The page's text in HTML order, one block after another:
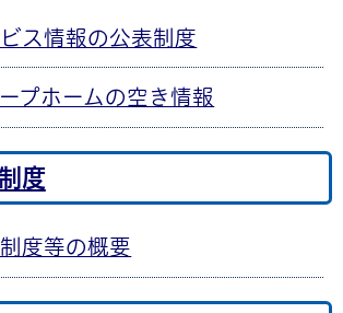
ス情報の公表制度
プホームの空き情報
度
度等の概要